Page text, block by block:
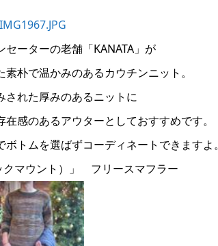
ーターの老舗「KANATA」が
朴で温かみのあるカウチンニット。
された厚みのあるニットに
感のあるアウターとしておすすめです。
トムを選ばずコーディネートできますよ。
クマウント）」 フリースマフラー